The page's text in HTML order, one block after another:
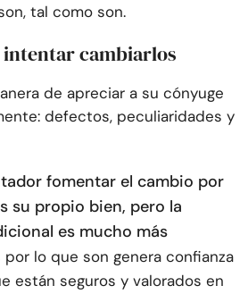
tal como son.
cambiarlos
de apreciar a su cónyuge
defectos, peculiaridades y
fomentar el cambio por
su propio bien, pero la
es mucho más
por lo que son genera confianza
están seguros y valorados en